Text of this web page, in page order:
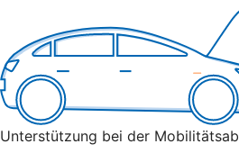
Unterstützung bei der